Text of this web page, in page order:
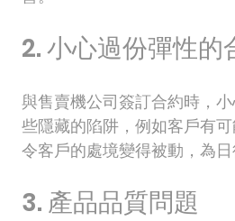
2. 小心過份彈性的
與售賣機公司簽訂合約時，
些隱藏的陷阱，例如客戶有
令客戶的處境變得被動，為
3. 產品品質問題